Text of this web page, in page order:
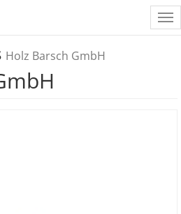
Holz Barsch GmbH